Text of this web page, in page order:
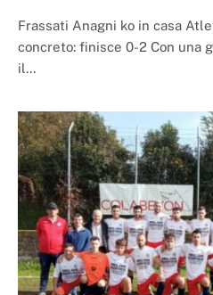
Frassati Anagni ko in casa
concreto: finisce 0-2 Con una
il…